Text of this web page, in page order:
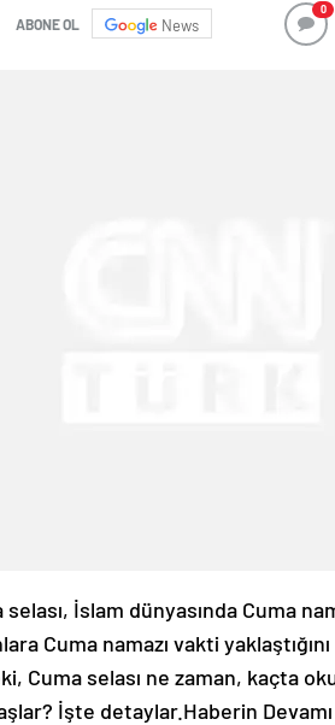
ABONE OL News
0
selası, İslam dünyasında Cuma
Cuma namazı vakti
Cuma selası ne zaman, kaçta
İşte detaylar.Haberin Devamı